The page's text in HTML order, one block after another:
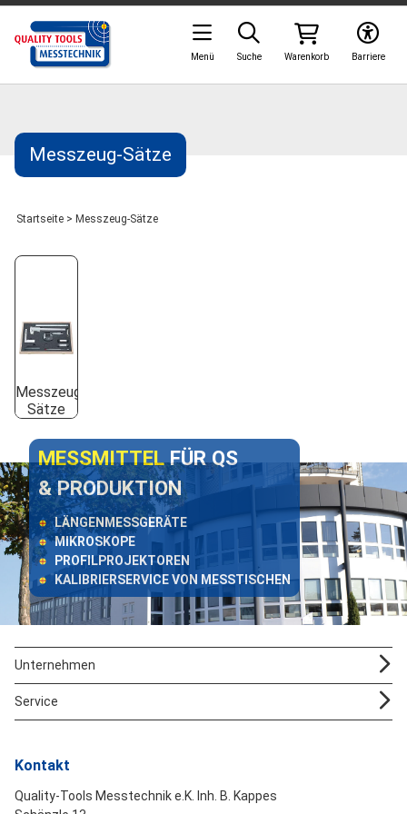
Messzeug-Sätze
Startseite > Messzeug-Sätze
Messzeug-
Sätze
MESSMITTELFÜR QS
& PRODUKTION
LÄNGENMESSGERÄTE
MIKROSKOPE
PROFILPROJEKTOREN
KALIBRIERSERVICE VON MESSTISCHEN
Kontakt
Quality-Tools Messtechnik e.K. Inh. B. Kappes
Unternehmen
Service
Barriere
Warenkorb
Suche
Menü